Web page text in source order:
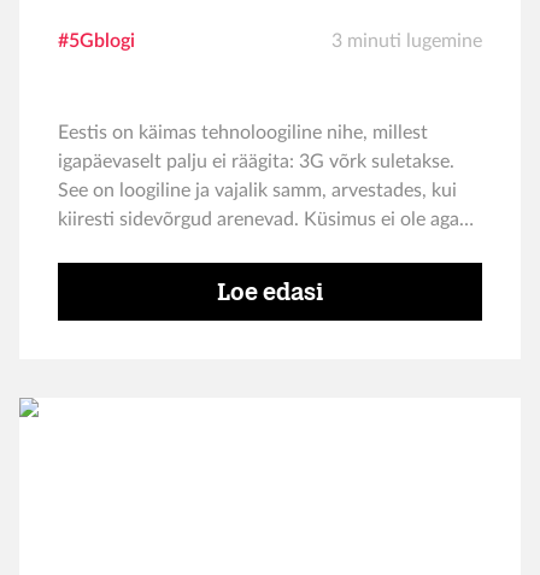
#5Gblogi 3 minuti lugemine
Eestis on käimas tehnoloogiline nihe, millest
igapäevaselt palju ei räägita: 3G võrk suletakse.
See on loogiline ja vajalik samm, arvestades, kui
kiiresti sidevõrgud arenevad. Küsimus ei ole aga
tähendab tarbijale ja milline on sideoperaatori roll.
Loe edasi